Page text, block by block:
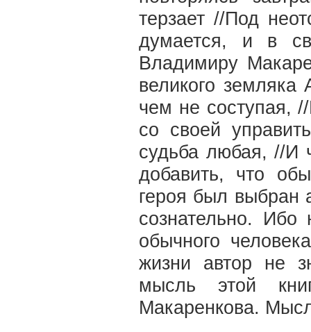
терзает //Под
думается, и в
Владимиру
великого
чем не соступая,
со своей
судьба любая, //И
добавить, что
героя был выбран
сознательно. Ибо
обычного
жизни автор не
мысль этой
Макаренкова.